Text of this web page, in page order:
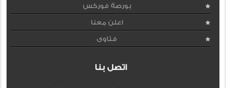
بورصة فوركس
اعلن معنا
فتاوى
اتصل بنا